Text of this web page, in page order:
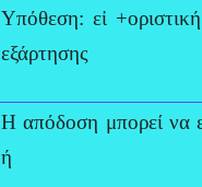
Υπόθεση: εἰ
εξάρτησης
Η απόδοση μπορεί να
ή